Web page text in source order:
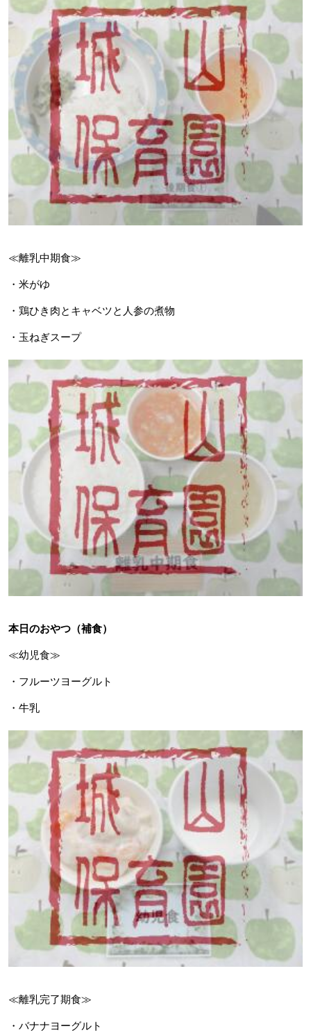
≪離乳中期食≫
・米がゆ
・鶏ひき肉とキャベツと人参の煮物
・玉ねぎスープ
本日のおやつ（補食）
≪幼児食≫
・フルーツヨーグルト
・牛乳
≪離乳完了期食≫
・バナナヨーグルト